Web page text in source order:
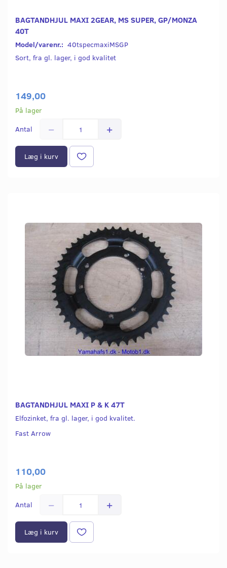
BAGTANDHJUL MAXI 2GEAR, MS SUPER, GP/MONZA
40T
Model/varenr.: 40tspecmaxiMSGP
Sort, fra gl. lager, i god kvalitet
149,00
På lager
Antal
Læg i kurv
BAGTANDHJUL MAXI P & K 47T
Elfozinket, fra gl. lager, i god kvalitet.
Fast Arrow
110,00
På lager
Antal
Læg i kurv